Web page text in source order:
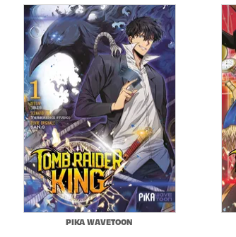
PIKA WAVETOON